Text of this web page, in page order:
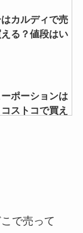
カルディで売
る？値段はい
ポーションは
ストコで買え
で売って